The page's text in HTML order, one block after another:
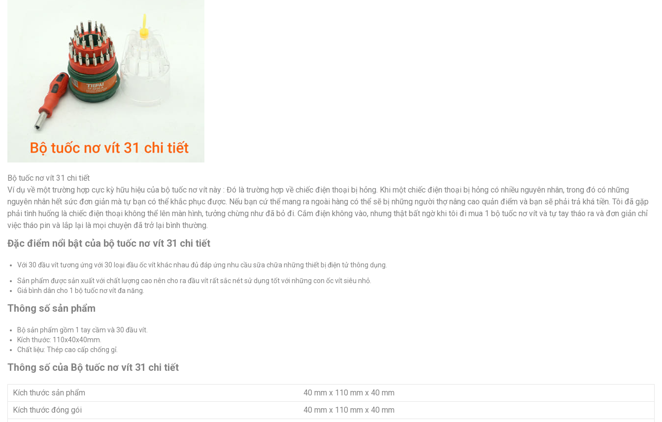
Bộ tuốc nơ vít 31 chi tiết
Ví dụ về một trường hợp cực kỳ hữu hiệu của bộ tuốc nơ vít này : Đó là trường hợp về chiếc điện thoại bị hỏng. Khi một chiếc điện thoại bị hỏng có nhiều nguyên nhân, trong đó có những
nguyên nhân hết sức đơn giản mà tự bạn có thể khắc phục được. Nếu bạn cứ thể mang ra ngoài hàng có thể sẽ bị những người thợ nâng cao quản điểm và bạn sẽ phải trả khá tiền. Tôi đã gặp
phải tình huống là chiếc điện thoại không thể lên màn hình, tưởng chừng như đã bỏ đi. Cắm điện không vào, nhưng thật bất ngờ khi tôi đi mua 1 bộ tuốc nơ vít và tự tay tháo ra và đơn giản chỉ
việc tháo pin và lắp lại là mọi chuyện đã trở lại bình thường.
Đặc điểm nổi bật của bộ tuốc nơ vít 31 chi tiết
Với 30 đầu vít tương ứng với 30 loại đầu ốc vít khác nhau đủ đáp ứng nhu cầu sữa chữa những thiết bị điện tử thông dụng.
Sản phẩm được sản xuất với chất lượng cao nên cho ra đầu vít rất sắc nét sử dụng tốt với những con ốc vít siêu nhỏ.
Giá bình dân cho 1 bộ tuốc nơ vít đa năng.
Thông số sản phẩm
Bộ sản phẩm gồm 1 tay cầm và 30 đầu vít.
Kích thước: 110x40x40mm.
Chất liệu: Thép cao cấp chống gỉ.
Thông số của Bộ tuốc nơ vít 31 chi tiết
Kích thước sản phẩm
40 mm x 110 mm x 40 mm
Kích thước đóng gói
40 mm x 110 mm x 40 mm